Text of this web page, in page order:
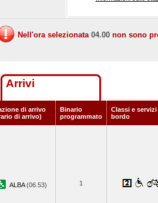
Nell'ora selezionata 04.00 non sono
Arrivi
di arrivo
di arrivo)
Binario
programmato
Classi e servizi
bordo
ALBA(06.53) 1